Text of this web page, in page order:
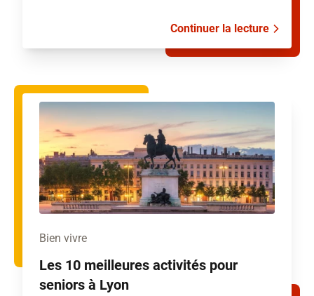
Continuer la lecture
Bien vivre
Les 10 meilleures activités pour
seniors à Lyon